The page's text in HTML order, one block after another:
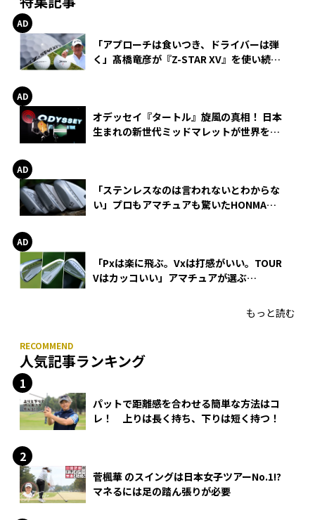
「アプローチは食いつき、ドライバーは弾
く」髙橋竜彦が『Z-STAR XV』を使い続け
オデッセイ『タートル』旋風の真相！ 日本
生まれの新世代ミッドマレットが世界を席
「ステンレスなのは言われないとわからな
い」プロもアマチュアも驚いたHONMA
「Pxは楽に飛ぶ。Vxは打感がいい。TOUR
Vはカッコいい」アマチュアが選ぶ
もっと読む
人気記事ランキング
パットで距離感を合わせる簡単な方法はコ
レ！ 上りは長く持ち、下りは短く持つ！
菅楓華 のスイングは日本女子ツアーNo.1!?
マネるには足の踏ん張りが必要